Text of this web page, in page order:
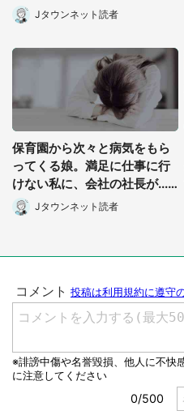
あげてるのを見て...(静岡県・
20代女性)
Jタウンネット読者
保育園から次々と病気をもら
ってくる娘。満足に仕事に行
けない私に、会社の社長が...
(宮城県・30代女性)
Jタウンネット読者